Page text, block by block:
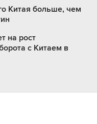
Китая больше, чем
на рост
с Китаем в